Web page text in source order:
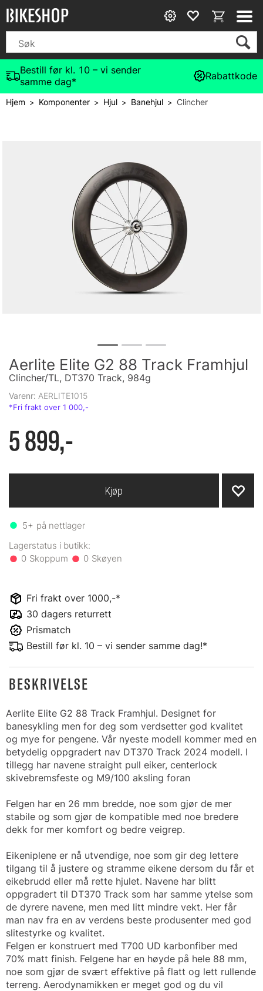
Bestill før kl. 10 – vi sender
samme dag*
Rabattkode
Hjem> Komponenter> Hjul > Banehjul >Clincher
Aerlite Elite G2 88 Track Framhjul
Clincher/TL, DT370 Track, 984g
Varenr: AERLITE1015
5 899,-
5+ på nettlager
0 0
Kjøp
Fri frakt over 1000,-*
30 dagers returrett
Prismatch
Bestill før kl. 10 – vi sender samme dag!*
BESKRIVELSE
Aerlite Elite G2 88 Track Framhjul. Designet for
banesykling men for deg som verdsetter god kvalitet
og mye for pengene. Vår nyeste modell kommer med en
betydelig oppgradert nav DT370 Track 2024 modell. I
tillegg har navene straight pull eiker, centerlock
skivebremsfeste og M9/100 aksling foran
Felgen har en 26 mm bredde, noe som gjør de mer
stabile og som gjør de kompatible med noe bredere
dekk for mer komfort og bedre veigrep.
Eikeniplene er nå utvendige, noe som gir deg lettere
tilgang til å justere og stramme eikene dersom du får et
eikebrudd eller må rette hjulet. Navene har blitt
oppgradert til DT370 Track som har samme ytelse som
de dyrere navene, men med litt mindre vekt. Her får
man nav fra en av verdens beste produsenter med god
slitestyrke og kvalitet.
Felgen er konstruert med T700 UD karbonfiber med
70% matt finish. Felgene har en høyde på hele 88 mm,
noe som gjør de svært effektive på flatt og lett rullende
terreng. Aerodynamikken er meget god og du vil